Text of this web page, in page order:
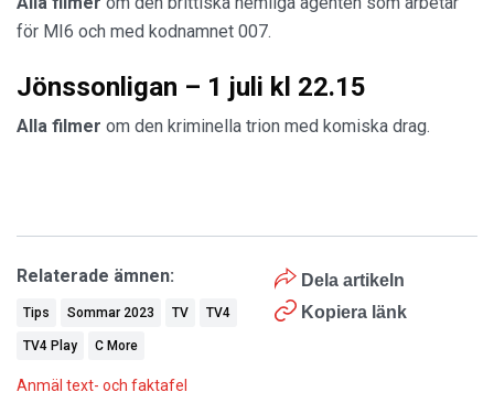
för MI6 och med kodnamnet 007.
Jönssonligan – 1 juli kl 22.15
Alla filmer om den kriminella trion med komiska drag.
Dela artikeln
Kopiera länk
Relaterade ämnen:
Tips Sommar 2023 TV TV4
TV4 Play C More
Anmäl text- och faktafel